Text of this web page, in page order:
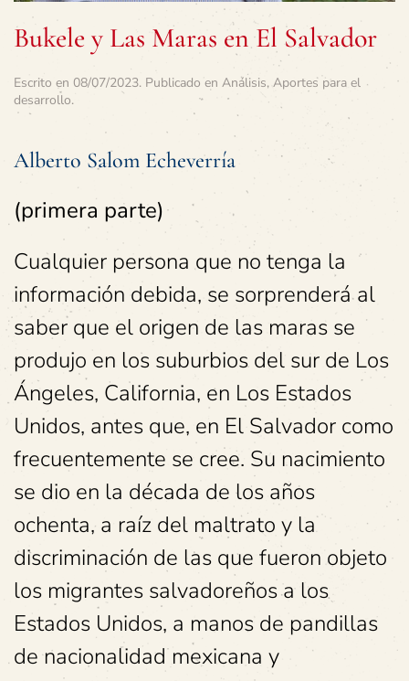
Bukele y Las Maras en El Salvador
Escrito en 08/07/2023. Publicado en Análisis, Aportes para el
desarrollo.
Alberto Salom Echeverría
(primera parte)
Cualquier persona que no tenga la
información debida, se sorprenderá al
saber que el origen de las maras se
produjo en los suburbios del sur de Los
Ángeles, California, en Los Estados
Unidos, antes que, en El Salvador como
frecuentemente se cree. Su nacimiento
se dio en la década de los años
ochenta, a raíz del maltrato y la
discriminación de las que fueron objeto
los migrantes salvadoreños a los
Estados Unidos, a manos de pandillas
de nacionalidad mexicana y